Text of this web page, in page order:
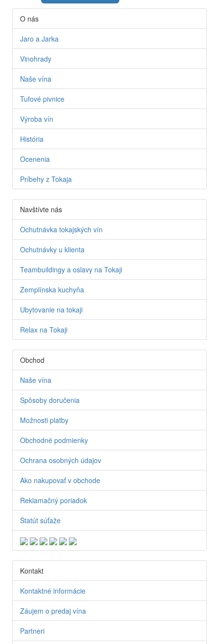
O nás
Jaro a Jarka
Vinohrady
Naše vína
Tufové pivnice
Výroba vín
História
Ocenenia
Príbehy z Tokaja
Navštívte nás
Ochutnávka tokajských vín
Ochutnávky u klienta
Teambuildingy a oslavy na Tokaji
Zemplínska kuchyňa
Ubytovanie na tokaji
Relax na Tokaji
Obchod
Naše vína
Spôsoby doručenia
Možnosti platby
Obchodné podmienky
Ochrana osobných údajov
Ako nakupovať v obchode
Reklamačný poriadok
Štatút súťaže
Kontakt
Kontaktné informácie
Záujem o predaj vína
Partneri